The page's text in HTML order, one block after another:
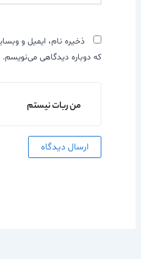
ذخیره نام، ایمیل و
که دوباره دیدگاهی می‌نویسم.
من ربات نیستم